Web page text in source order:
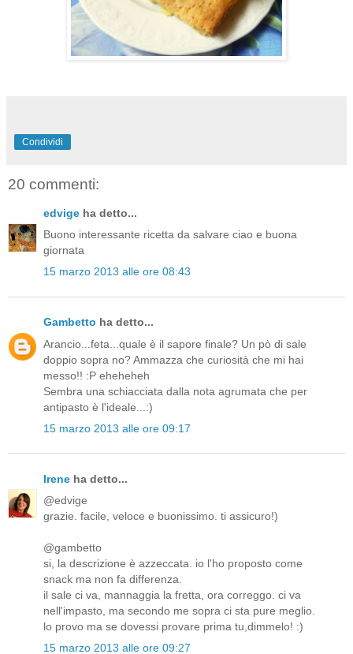
Condividi
20 commenti:
edvige ha detto...
Buono interessante ricetta da salvare ciao e buona
giornata
15 marzo 2013 alle ore 08:43
Gambetto ha detto...
Arancio...feta...quale è il sapore finale? Un pò di sale
doppio sopra no? Ammazza che curiosità che mi hai
messo!! :P eheheheh
Sembra una schiacciata dalla nota agrumata che per
antipasto è l'ideale...:)
15 marzo 2013 alle ore 09:17
Irene ha detto...
@edvige
grazie. facile, veloce e buonissimo. ti assicuro!)
@gambetto
si, la descrizione è azzeccata. io l'ho proposto come
snack ma non fa differenza.
il sale ci va, mannaggia la fretta, ora correggo. ci va
nell'impasto, ma secondo me sopra ci sta pure meglio.
lo provo ma se dovessi provare prima tu,dimmelo! :)
15 marzo 2013 alle ore 09:27